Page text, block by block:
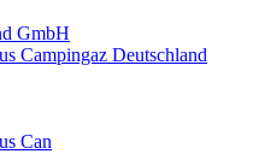
GmbH
Campingaz Deutschland
Can